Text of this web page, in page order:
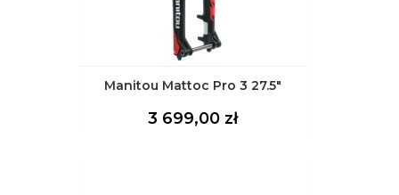
Manitou Mattoc Pro 3 27.5"
Cena
3 699,00 zł